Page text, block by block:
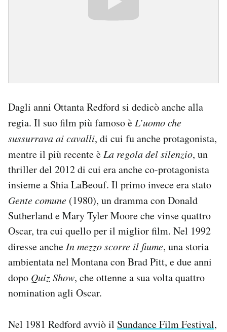
Dagli anni Ottanta Redford si dedicò anche alla
regia. Il suo film più famoso èL’uomo che
sussurrava ai cavalli, di cui fu anche protagonista,
mentre il più recente èLa regola del silenzio, un
thriller del 2012 di cui era anche co-protagonista
insieme a Shia LaBeouf. Il primo invece era stato
Gente comune (1980), un dramma con Donald
Sutherland e Mary Tyler Moore che vinse quattro
Oscar, tra cui quello per il miglior film. Nel 1992
diresse ancheIn mezzo scorre il fiume, una storia
ambientata nel Montana con Brad Pitt, e due anni
dopo Quiz Show, che ottenne a sua volta quattro
nomination agli Oscar.
Nel 1981 Redford avviò il Sundance Film Festival,